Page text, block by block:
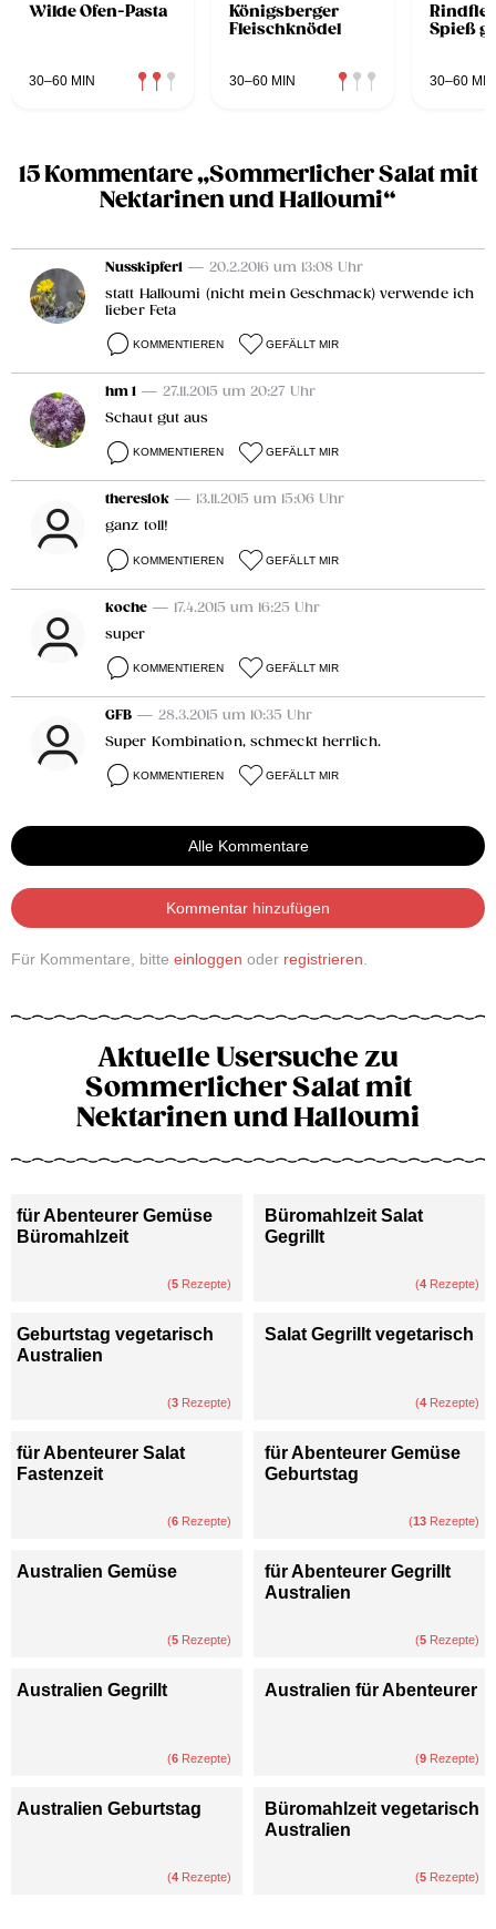
Wilde Ofen-Pasta
30–60 MIN
Königsberger
Fleischknödel
30–60 MIN
Spieß
30–60 MIN
15 Kommentare „Sommerlicher Salat mit
Nektarinen und Halloumi“
Nusskipferl — 20.2.2016 um 13:08 Uhr
statt Halloumi (nicht mein Geschmack) verwende ich
lieber Feta
KOMMENTIEREN GEFÄLLT MIR
hm 1 — 27.11.2015 um 20:27 Uhr
Schaut gut aus
KOMMENTIEREN GEFÄLLT MIR
thereslok — 13.11.2015 um 15:06 Uhr
ganz toll!
KOMMENTIEREN GEFÄLLT MIR
koche — 17.4.2015 um 16:25 Uhr
super
KOMMENTIEREN GEFÄLLT MIR
GFB — 28.3.2015 um 10:35 Uhr
Super Kombination, schmeckt herrlich.
KOMMENTIEREN GEFÄLLT MIR
Alle Kommentare
Kommentar hinzufügen
Für Kommentare, bitte einloggen oder registrieren
Aktuelle Usersuche zu
Sommerlicher Salat mit
Nektarinen und Halloumi
für Abenteurer Gemüse
Büromahlzeit
(5 Rezepte)
Büromahlzeit Salat
Gegrillt
(4 Rezepte)
Geburtstag vegetarisch
Australien
(3 Rezepte)
Salat Gegrillt vegetarisch
(4 Rezepte)
für Abenteurer Salat
Fastenzeit
(6 Rezepte)
für Abenteurer Gemüse
Geburtstag
(13 Rezepte)
Australien Gemüse
(5 Rezepte)
für Abenteurer Gegrillt
Australien
(5 Rezepte)
Australien Gegrillt
(6 Rezepte)
Australien für Abenteurer
(9 Rezepte)
Australien Geburtstag
(4 Rezepte)
Büromahlzeit vegetarisch
Australien
(5 Rezepte)